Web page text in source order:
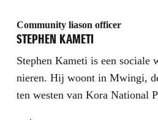
Community liason officer
STEPHEN KAMETI
Stephen Kameti is een sociale
nieren. Hij woont in Mwingi,
ten westen van Kora National